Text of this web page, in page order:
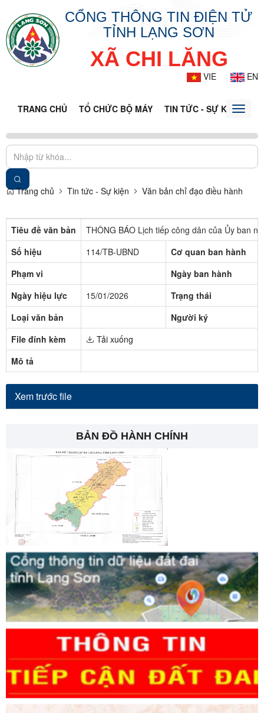
CỔNG THÔNG TIN ĐIỆN TỬ
TỈNH LẠNG SƠN
XÃ CHI LĂNG
VIE EN
TRANG CHỦ TỔ CHỨC BỘ MÁY TIN TỨC - SỰ KIỆNToggle
Trang chủ Tin tức - Sự kiện Văn bản chỉ đạo điều hành
Tiêu đề văn bản
THÔNG BÁO Lịch tiếp công dân của Ủy ban
Số hiệu
114/TB-UBND
Cơ quan ban hành
Phạm vi
Ngày ban hành
Ngày hiệu lực
15/01/2026
Trạng thái
Loại văn bản
Người ký
File đính kèm
Tải xuống
Mô tả
Xem trước file
BẢN ĐỒ HÀNH CHÍNH